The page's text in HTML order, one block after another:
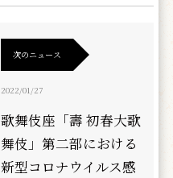
次のニュース
2022/01/27
歌舞伎座「壽 初春大歌
舞伎」第二部における
新型コロナウイルス感